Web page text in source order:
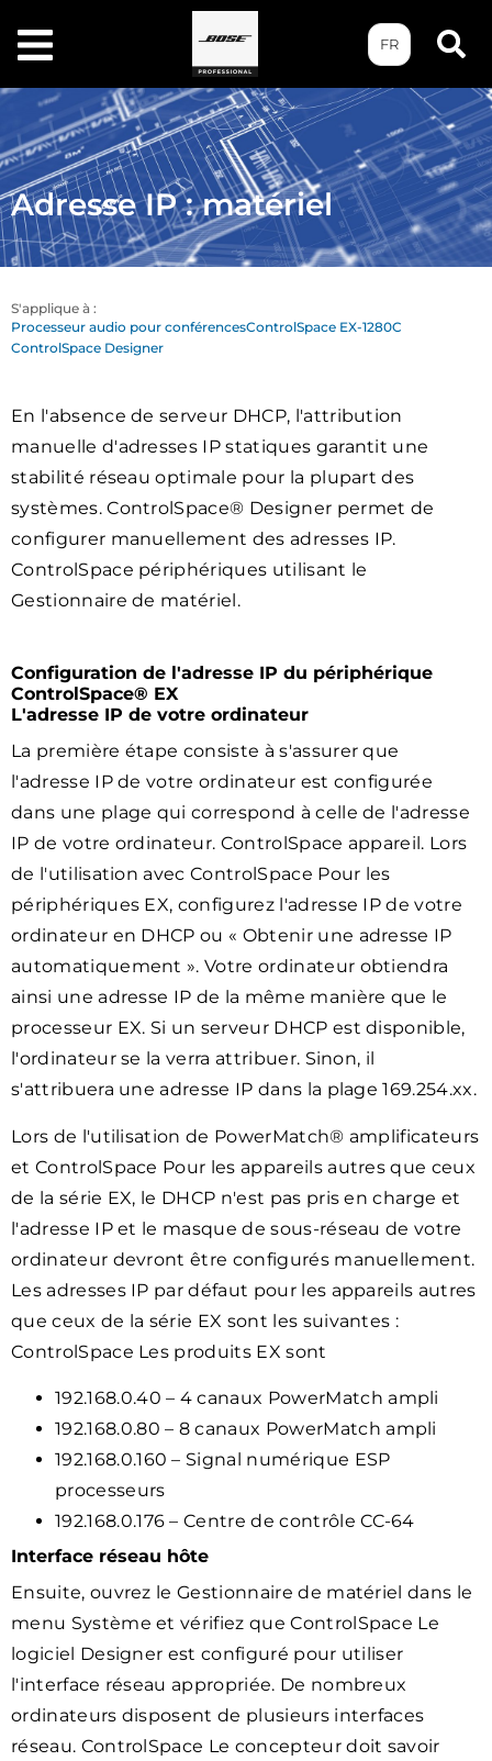
FR
Adresse IP : matériel
S'applique à :
Processeur audio pour conférencesControlSpace EX-1280C
ControlSpace Designer
En l'absence de serveur DHCP, l'attribution
manuelle d'adresses IP statiques garantit une
stabilité réseau optimale pour la plupart des
systèmes. ControlSpace® Designer permet de
configurer manuellement des adresses IP.
ControlSpace périphériques utilisant le
Gestionnaire de matériel.
Configuration de l'adresse IP du périphérique
ControlSpace® EX
L'adresse IP de votre ordinateur
La première étape consiste à s'assurer que
l'adresse IP de votre ordinateur est configurée
dans une plage qui correspond à celle de l'adresse
IP de votre ordinateur. ControlSpace appareil. Lors
de l'utilisation avec ControlSpace Pour les
périphériques EX, configurez l'adresse IP de votre
ordinateur en DHCP ou « Obtenir une adresse IP
automatiquement ». Votre ordinateur obtiendra
ainsi une adresse IP de la même manière que le
processeur EX. Si un serveur DHCP est disponible,
l'ordinateur se la verra attribuer. Sinon, il
s'attribuera une adresse IP dans la plage 169.254.xx.
Lors de l'utilisation de PowerMatch® amplificateurs
et ControlSpace Pour les appareils autres que ceux
de la série EX, le DHCP n'est pas pris en charge et
l'adresse IP et le masque de sous-réseau de votre
ordinateur devront être configurés manuellement.
Les adresses IP par défaut pour les appareils autres
que ceux de la série EX sont les suivantes :
ControlSpace Les produits EX sont
192.168.0.40 – 4 canaux PowerMatch ampli
192.168.0.80 – 8 canaux PowerMatch ampli
192.168.0.160 – Signal numérique ESP
processeurs
192.168.0.176 – Centre de contrôle CC-64
Interface réseau hôte
Ensuite, ouvrez le Gestionnaire de matériel dans le
menu Système et vérifiez que ControlSpace Le
logiciel Designer est configuré pour utiliser
l'interface réseau appropriée. De nombreux
ordinateurs disposent de plusieurs interfaces
réseau. ControlSpace Le concepteur doit savoir